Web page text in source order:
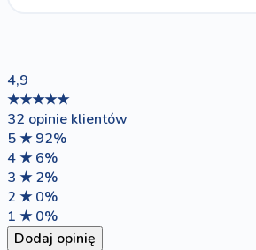
4,9
★★★★★
32 opinie klientów
5 ★ 92%
4 ★ 6%
3 ★ 2%
2 ★ 0%
1 ★ 0%
Dodaj opinię